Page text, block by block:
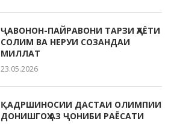
ҶАВОНОН-ПАЙРАВОНИ ТАРЗИ ҲАЁТИ
СОЛИМ ВА НЕРУИ СОЗАНДАИ
МИЛЛАТ
23.05.2026
ҚАДРШИНОСИИ ДАСТАИ ОЛИМПИИ
ДОНИШГОҲ АЗ ҶОНИБИ РАЁСАТИ